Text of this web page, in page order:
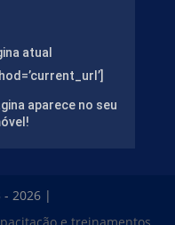
atual
aparece no seu
- 2026 |
e treinamentos